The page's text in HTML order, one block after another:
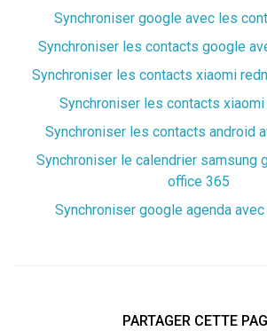
Synchroniser google avec les
Synchroniser les contacts google
Synchroniser les contacts xiaomi
Synchroniser les contacts
Synchroniser les contacts android
Synchroniser le calendrier samsung
office 365
Synchroniser google agenda
PARTAGER CETTE